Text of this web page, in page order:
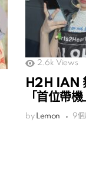
2.6k Views
H2H IAN
「首位帶
by Lemon 9個